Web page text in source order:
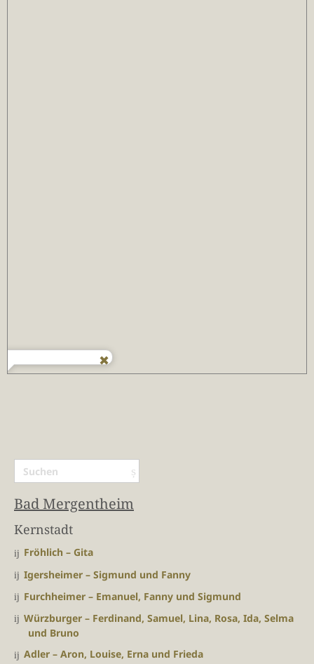
Bad Mergentheim
Kernstadt
Fröhlich – Gita
Igersheimer – Sigmund und Fanny
Furchheimer – Emanuel, Fanny und Sigmund
Würzburger – Ferdinand, Samuel, Lina, Rosa, Ida, Selma
und Bruno
Adler – Aron, Louise, Erna und Frieda